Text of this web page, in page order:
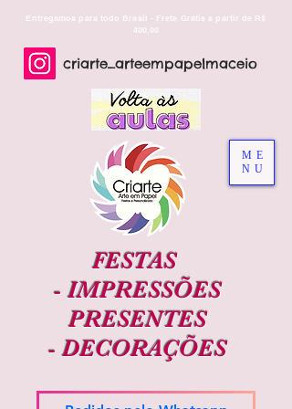
FESTAS
-IMPRESSÕES
PRESENTES
-DECORAÇÕES
ME
NU
Entregamos para todo Brasil - Frete Grátis a partir de R$
400,00
criarte_arteempapelmaceio